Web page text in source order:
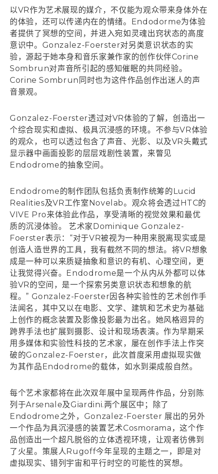
以VR作为艺术展现的媒介，不仅能为观众带来身体外在
的体验，还可以传递内在的情绪。Endodorme为体验
者提供了冥想的空间，并进入宛如灵魂出窍状态的高度
意识中。Gonzalez-Foerster对另类意识状态的实
验，源起于她本身和音乐家兼作家的创作伙伴Corine
Sombrun对声音所引起的感知催眠的共同经验。
Corine Sombrun同时也为这件作品创作出迷人的声
音景观。
Gonzalez-Foerster透过对VR体验的了解，创造出一
个综合现实和虚拟、极具沉浸感的环境。不参与VR体验
的观众，也可以透过包含了声音、光影、以及VR头戴式
显示器中画面投影的层层戏剧性装置，来瞥见
Endodrome的抽象空间。
Endodrome的制作团队包括负责制作统筹的Lucid
Realities及VR工作室Novelab。观众将会透过HTC的
VIVE Pro来体验此作品，享受清晰的视觉效果和最优
质的沉浸体验。 艺术家Dominique Gonzalez-
Foerster表示：“对于VR被视为一种用来脱离现实或是
创造人造世界的工具，我有截然不同的想法。将VR想象
成是一种可以来质疑抽象和意识的有机、心理空间，更
让我觉得兴奋。Endodrome是一个从内从外都可以体
验VR的空间，是一个探索另类意识状态和想象的航
程。” Gonzalez-Foerster因各种实验性的艺术创作手
法闻名，其中又以在电影、文学、建筑和艺术史为基础
上创作的概念装置及影像投影最为出名。她风格迥异的
跨界手法也扩展到摄影、设计和现场表演。作为早期采
用多媒体和实验性科技的艺术家，屡在创作手法上作突
破的Gonzalez-Foerster，此次首度采用虚拟现实做
为其作品Endodrome的载体，如水到渠成般自然。
每个艺术家都将在此次双年展中呈现两件作品，分别陈
列于Arsenale及Giardini.两个展区中；除了
Endodrome之外，Gonzalez-Foerster 展出的另外
一个作品为具沉浸感的装置艺术Cosmorama，这个作
品创造出一个超凡脱俗的立体透视环境，让观者彷佛到
了火星。策展人Rugoff今年呈现的主题之一，即是对
虚拟现实、错列宇宙和平行时空的可能性的冥想。